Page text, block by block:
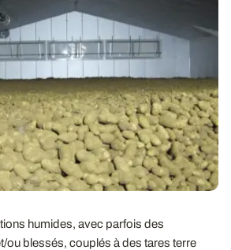
humides, avec parfois des
ou blessés, couplés à des tares terre